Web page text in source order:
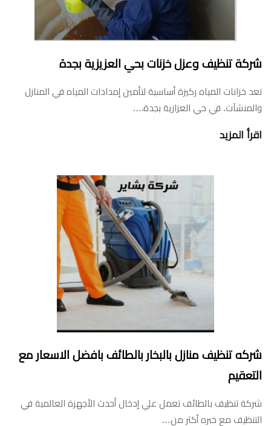
شركة تنظيف وعزل خزنات بحي العزيزية بجدة
تعد خزانات المياه ركيزة أساسية لتأمين إمدادات المياه في المنازل
والمنشآت. في حي العزازية بجدة،…
اقرأ المزيد
شركه تنظيف منازل بالبخار بالطائف بافضل الاسعار مع
التعقيم
شركة تنظيف بالطائف تعمل علي إدخال أحدث الأجهزة العالمية في
التنظيف مع خبره أكثر من…